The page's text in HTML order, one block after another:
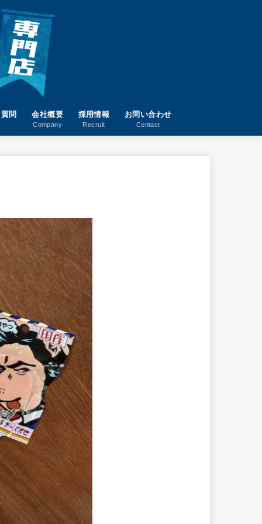
問 会社概要
Company
採用情報
Recruit
お問い合わせ
Contact